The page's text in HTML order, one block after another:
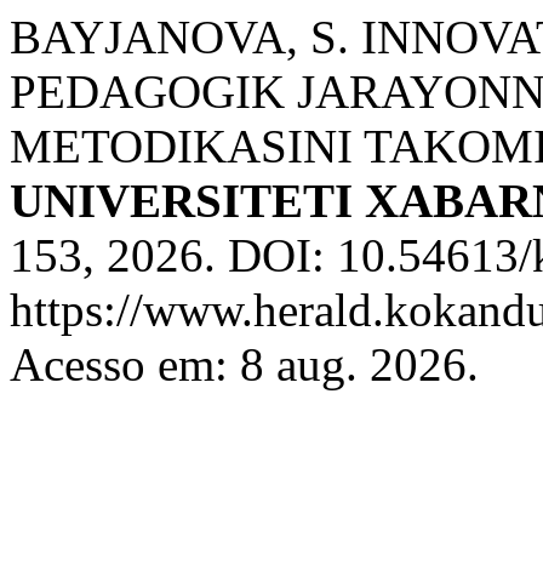
BAYJANOVA, S.
PEDAGOGIK
METODIKASINI
UNIVERSITETI
153, 2026. DOI:
https://
Acesso em: 8 aug. 2026.